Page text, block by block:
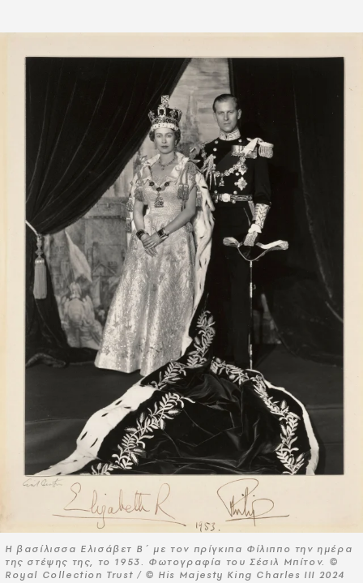
Η βασίλισσα Ελισάβετ Β΄ με τον πρίγκιπα Φίλιππο την ημέρα
της στέψης της, το 1953. Φωτογραφία του Σέσιλ Μπίτον. ©
Royal Collection Trust / © His Majesty King Charles III 2024